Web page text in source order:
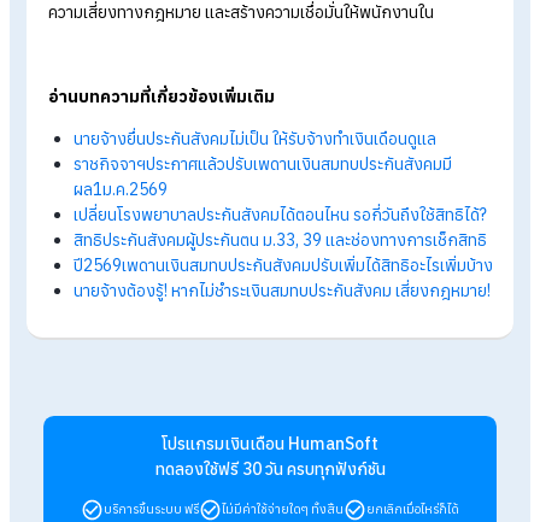
เมื่อสิทธิประกันสังคมไม่สามารถใช้งานได้ ลูกจ้างต้องรับภาระค่ารั
พยาบาลหรือค่าใช้จ่ายต่าง ๆ ด้วยตนเอง ซึ่งส่งผลต่อสภาพคล่อง
ทางการเงินโดยตรง
5. กระทบความมั่นคงในการทำงานและความเชื่อ
มั่นต่อนายจ้าง:
การไม่ส่งเงินสมทบสะท้อนถึงการบริหารจัดการที่ไม่รัดกุมขององ
สรุปนายจ้างหักเงินไว้ แต่ไม่ได้นำส่ง